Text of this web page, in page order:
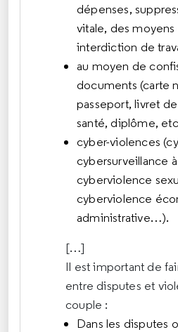
dépenses,
vitale, des
interdiction de
au moyen de
documents (carte
passeport, livret
santé, diplôme,
cyber-violences
cybersurveillance
cyberviolence
cyberviolence
administrative…).
[…]
Il est important de
entre disputes et
couple :
Dans les disputes